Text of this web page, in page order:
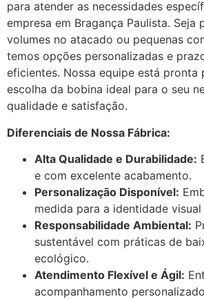
para atender as necessidades
empresa em Bragança Paulista. Seja
volumes no atacado ou pequenas
temos opções personalizadas e
eficientes. Nossa equipe está pronta
escolha da bobina ideal para o seu
qualidade e satisfação.
Diferenciais de Nossa Fábrica:
Alta Qualidade e Durabilidade:
e com excelente acabamento.
Personalização Disponível:
medida para a identidade visual
Responsabilidade Ambiental:
sustentável com práticas de
ecológico.
Atendimento Flexível e Ágil:
acompanhamento